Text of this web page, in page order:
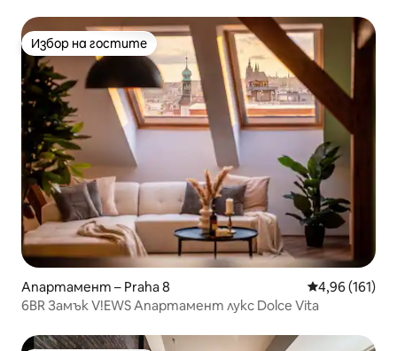
Избор на гостите
Избор на гостите
Апартамент – Praha 8 Средна
4,96 (161)
6BR Замък V!EWS Апартамент лукс Dolce Vita